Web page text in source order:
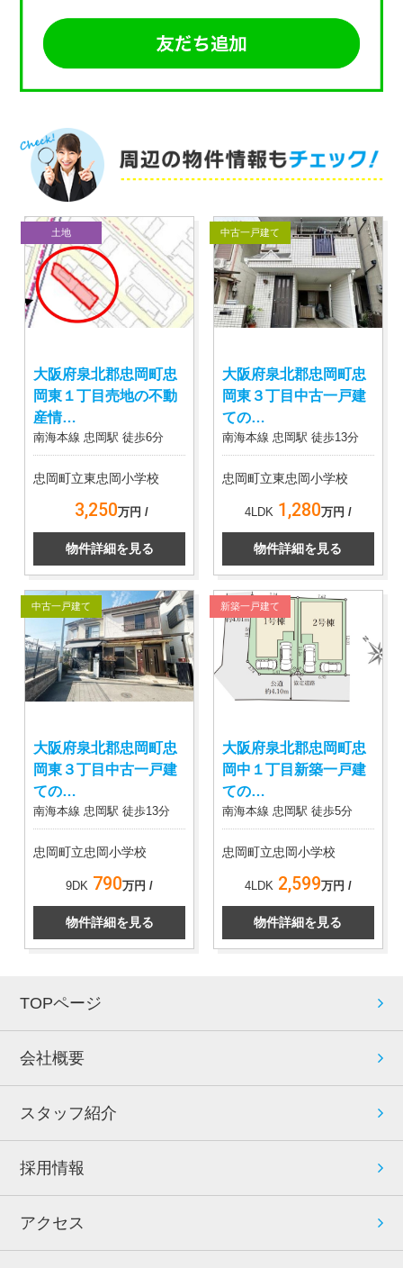
土地
大阪府泉北郡忠岡町忠
岡東１丁目売地の不動
産情…
南海本線 忠岡駅 徒歩6分
忠岡町立東忠岡小学校
3,250万円 /
物件詳細を見る
中古一戸建て
大阪府泉北郡忠岡町忠
岡東３丁目中古一戸建
ての…
南海本線 忠岡駅 徒歩13分
忠岡町立東忠岡小学校
4LDK 1,280万円 /
物件詳細を見る
中古一戸建て
大阪府泉北郡忠岡町忠
岡東３丁目中古一戸建
ての…
南海本線 忠岡駅 徒歩13分
忠岡町立忠岡小学校
9DK 790万円 /
物件詳細を見る
新築一戸建て
大阪府泉北郡忠岡町忠
岡中１丁目新築一戸建
ての…
南海本線 忠岡駅 徒歩5分
忠岡町立忠岡小学校
4LDK 2,599万円 /
物件詳細を見る
TOPページ
会社概要
スタッフ紹介
採用情報
アクセス